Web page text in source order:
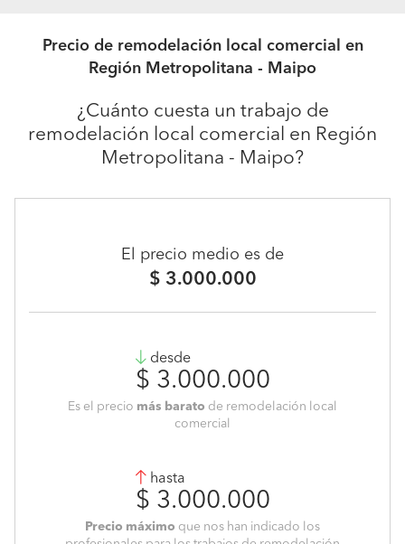
Precio de remodelación local comercial en
Región Metropolitana - Maipo
¿Cuánto cuesta un trabajo de
remodelación local comercial en Región
Metropolitana - Maipo?
El precio medio es de
$ 3.000.000
desde
$ 3.000.000
Es el precio más barato de remodelación local
comercial
hasta
$ 3.000.000
Precio máximo que nos han indicado los